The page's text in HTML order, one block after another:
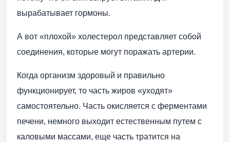
вырабатывает гормоны.
А вот «плохой» холестерол представляет собой
соединения, которые могут поражать артерии.
Когда организм здоровый и правильно
функционирует, то часть жиров «уходят»
самостоятельно. Часть окисляется с ферментами
печени, немного выходит естественным путем с
каловыми массами, еще часть тратится на